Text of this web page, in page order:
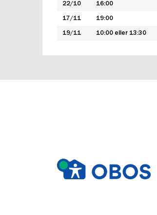
22/10 16:00
17/11 19:00
19/11 10:00 eller 13:30